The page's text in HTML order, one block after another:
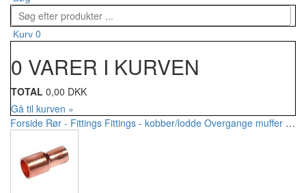
Kurv 0
0 VARER I KURVEN
TOTAL 0,00 DKK
Gå til kurven »
Forside Rør - Fittings Fittings - kobber/lodde Overgange muffer 15